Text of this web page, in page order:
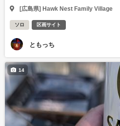
[広島県] Hawk Nest Family Village
ソロ 区画サイト
ともっち
14